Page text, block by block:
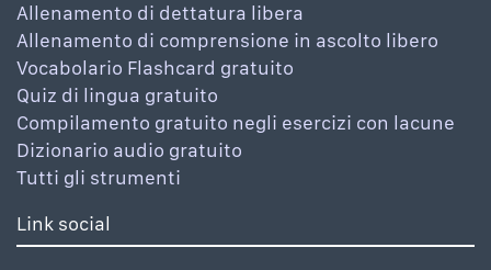
Allenamento di dettatura libera
Allenamento di comprensione in ascolto libero
Vocabolario Flashcard gratuito
Quiz di lingua gratuito
Compilamento gratuito negli esercizi con lacune
Dizionario audio gratuito
Tutti gli strumenti
Link social